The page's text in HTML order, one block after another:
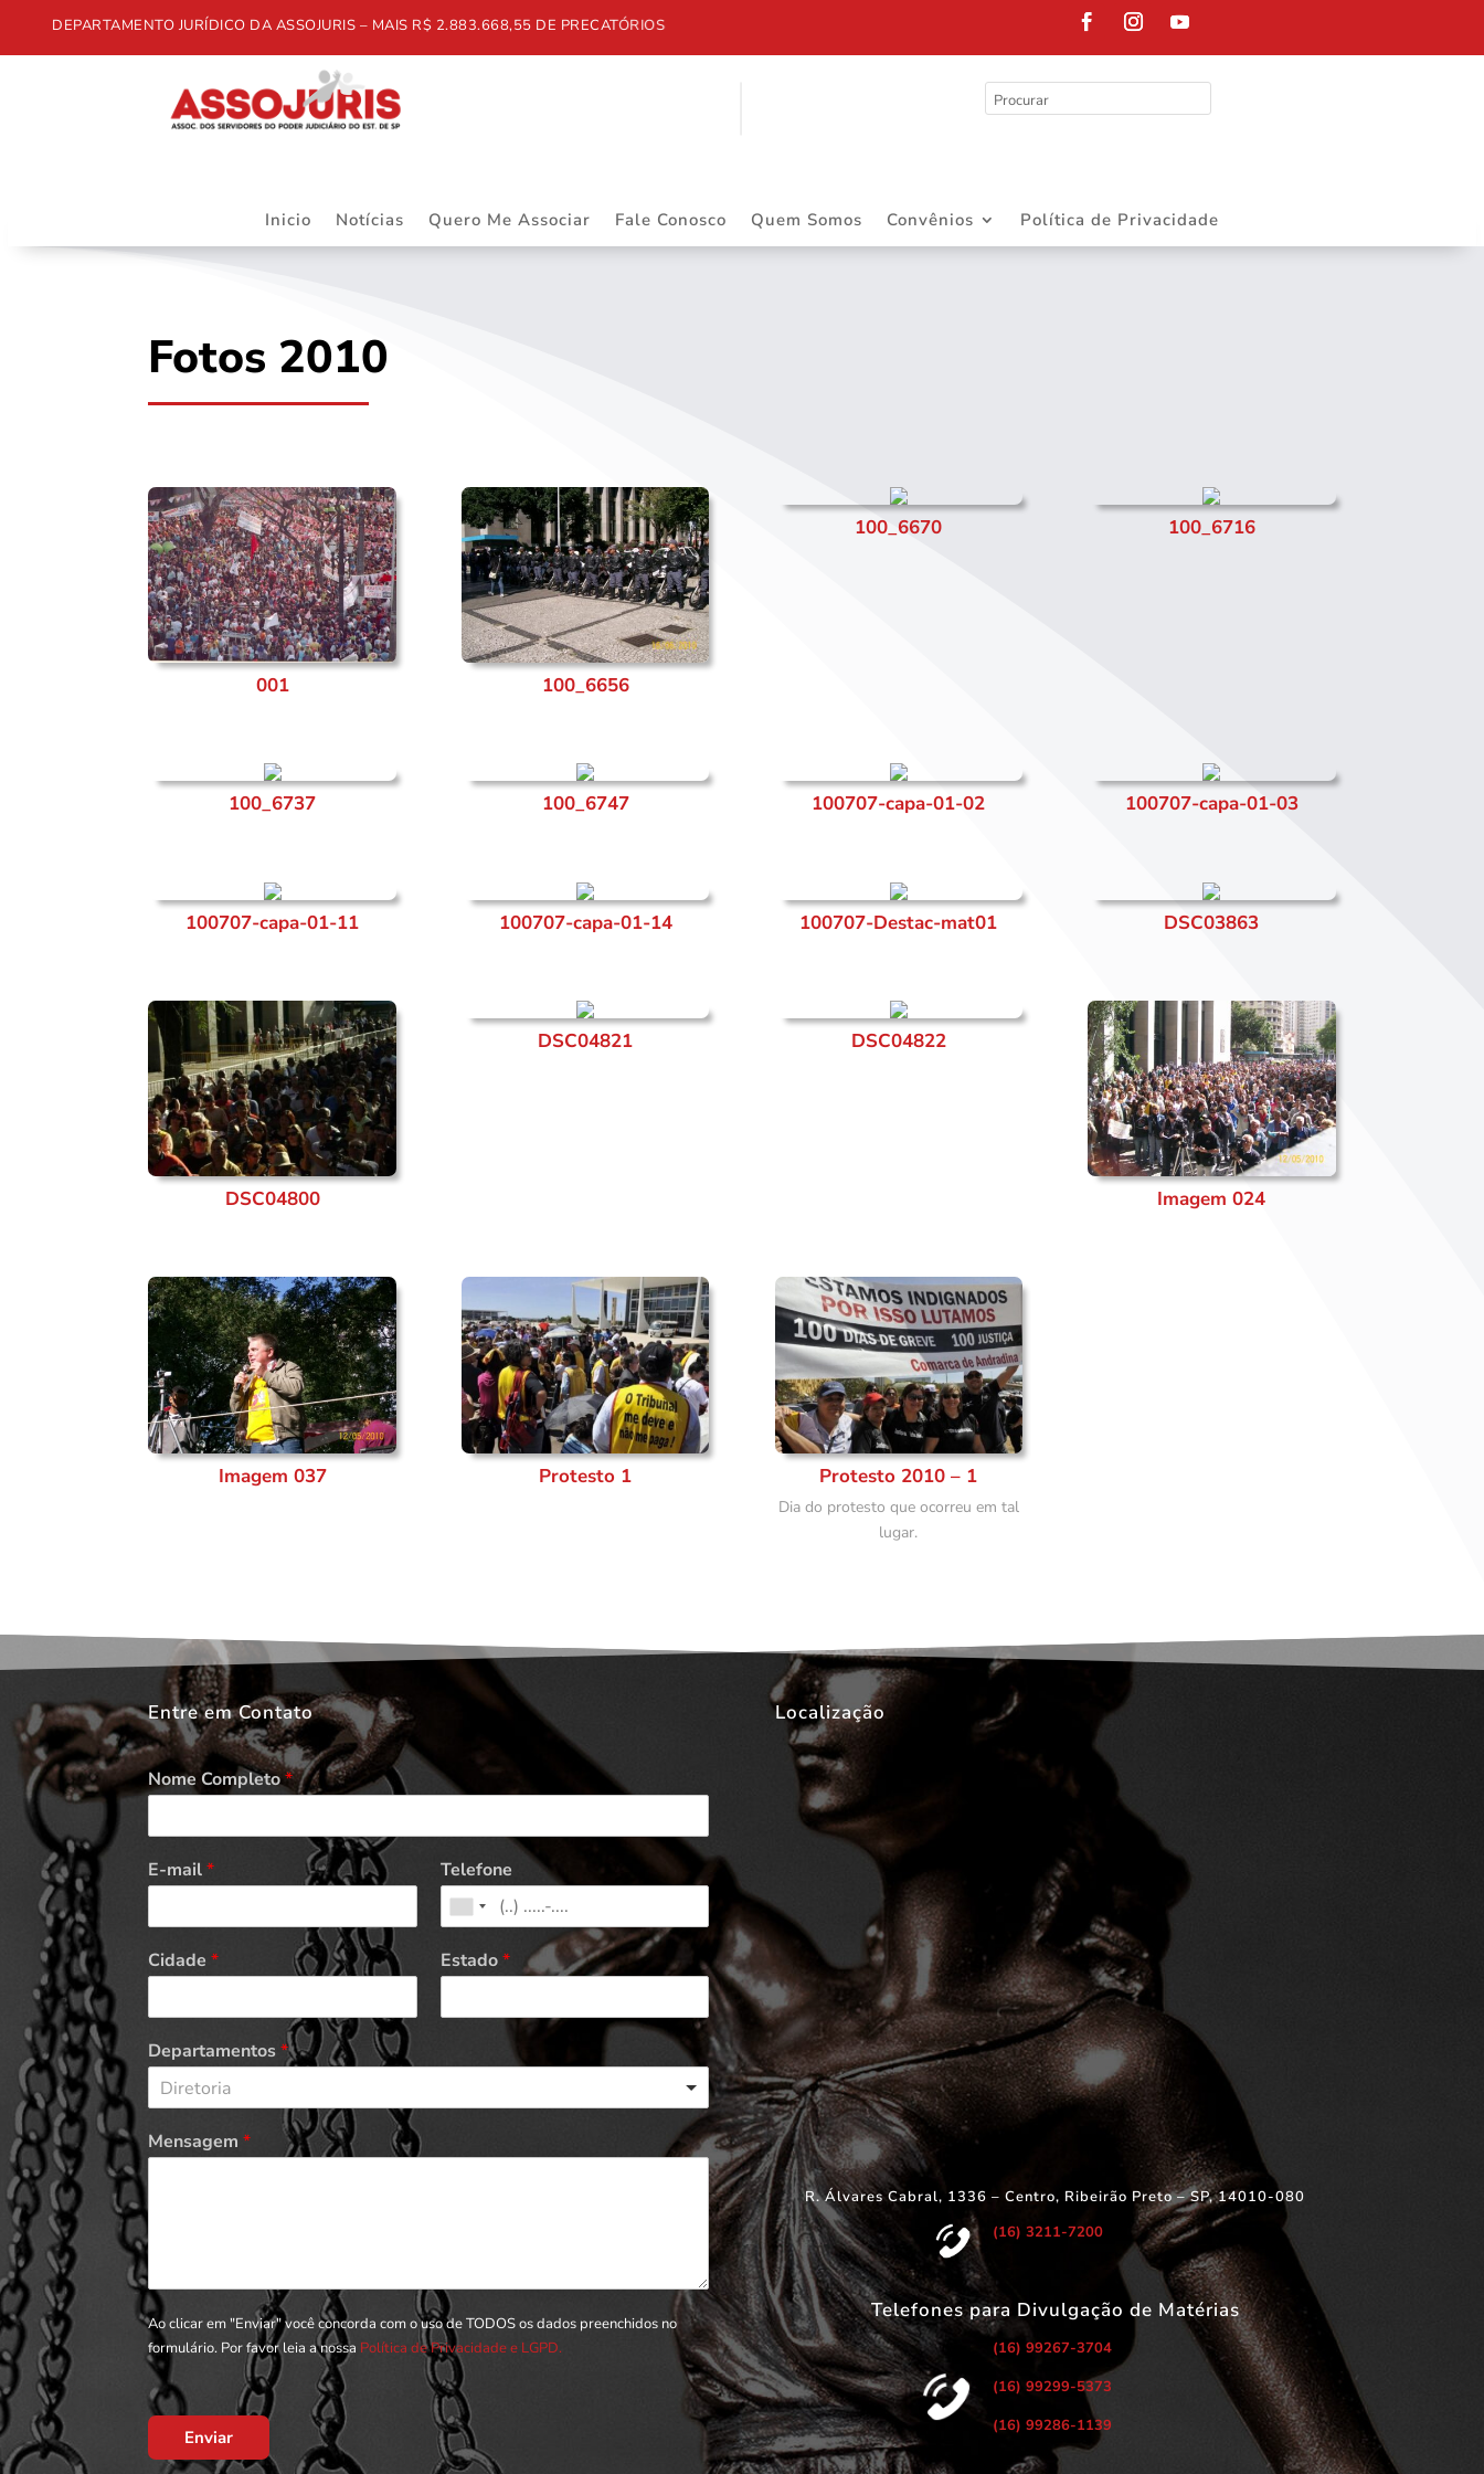
DEPARTAMENTO JURÍDICO DA ASSOJURIS – MAIS R$ 2.883.668,55 DE PRECATÓRIOS
Inicio Notícias Quero Me Associar Fale Conosco Quem Somos Convênios Política de Privacidade
Fotos 2010
001 100_6656
100_6670 100_6716
100_6737 100_6747 100707-capa-01-02 100707-capa-01-03
100707-capa-01-11 100707-capa-01-14 100707-Destac-mat01 DSC03863
DSC04800
DSC04821 DSC04822
Imagem 024
Imagem 037 Protesto 1 Protesto 2010 – 1
Dia do protesto que ocorreu em tal
lugar.
Entre em Contato
Nome Completo*
E-mail* Telefone
Cidade* Estado*
Departamentos*
Diretoria
Mensagem*
Ao clicar em "Enviar" você concorda com o uso de TODOS os dados preenchidos no
formulário. Por favor leia a nossa Política de Privacidade e LGPD.
Enviar
Localização
R. Álvares Cabral, 1336 – Centro, Ribeirão Preto – SP, 14010-080
(16) 3211-7200
Telefones para Divulgação de Matérias
(16) 99267-3704
(16) 99299-5373
(16) 99286-1139